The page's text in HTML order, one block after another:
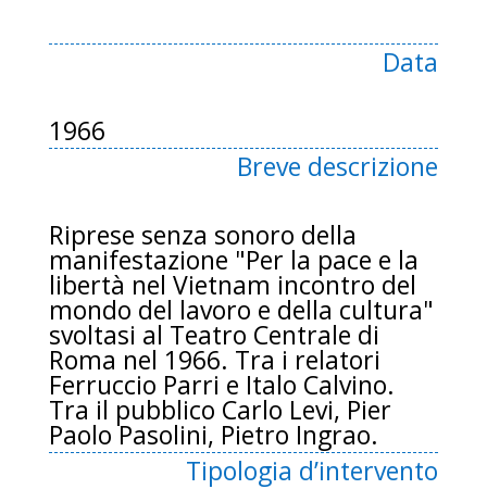
Data
1966
Breve descrizione
Riprese senza sonoro della
manifestazione "Per la pace e la
libertà nel Vietnam incontro del
mondo del lavoro e della cultura"
svoltasi al Teatro Centrale di
Roma nel 1966. Tra i relatori
Ferruccio Parri e Italo Calvino.
Tra il pubblico Carlo Levi, Pier
Paolo Pasolini, Pietro Ingrao.
Tipologia d’intervento